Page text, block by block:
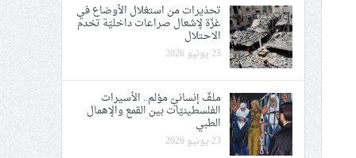
تحذيرات من استغلال الأوضاع في
غزّة لإشعال صراعات داخليّة تخدم
الاحتلال
23 يونيو 2026
ملفّ إنسانيّ مؤلم.. الأسيرات
الفلسطينيّات بين القمع والإهمال
الطبي
23 يونيو 2026